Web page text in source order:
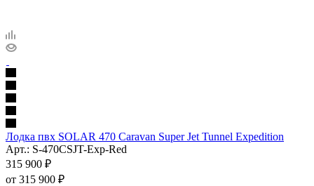
Лодка пвх SOLAR 470 Caravan Super Jet Tunnel Expedition
Арт.: S-470CSJT-Exp-Red
315 900 ₽
от 315 900 ₽